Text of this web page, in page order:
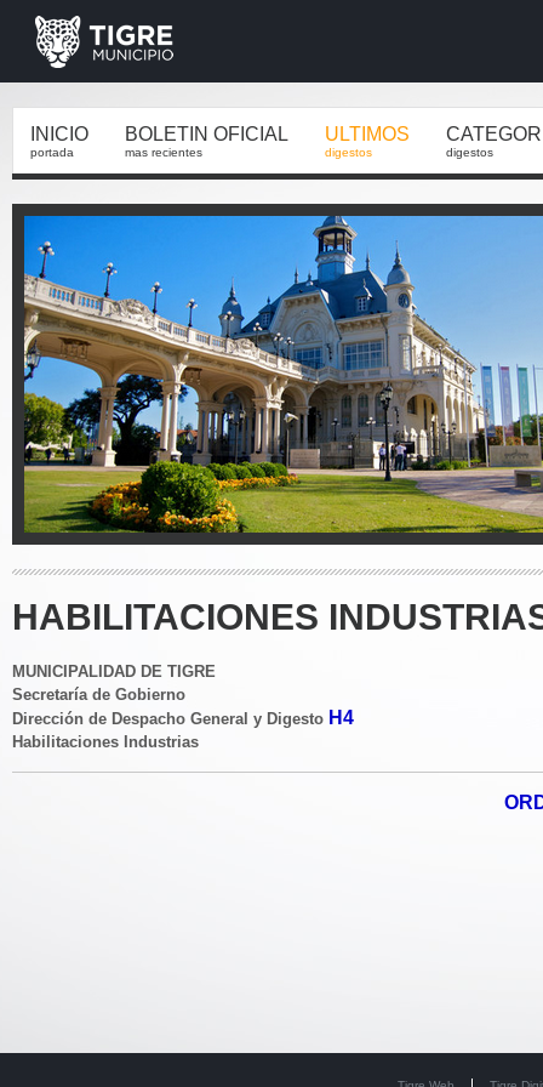
INICIO
portada
BOLETIN OFICIAL
mas recientes
ULTIMOS
digestos digestos
HABILITACIONES
MUNICIPALIDAD DE TIGRE
Secretaría de Gobierno
Dirección de Despacho General y Digesto H4
Habilitaciones Industrias